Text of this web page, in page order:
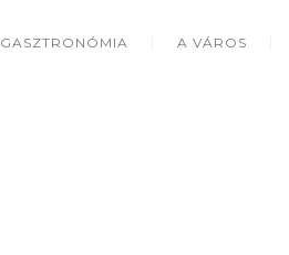
GASZTRONÓMIA A VÁROS